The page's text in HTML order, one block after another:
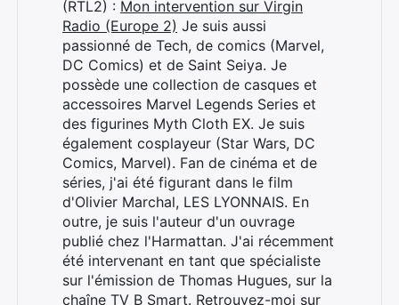
(RTL2) : Mon intervention sur Virgin
Radio (Europe 2) Je suis aussi
passionné de Tech, de comics (Marvel,
DC Comics) et de Saint Seiya. Je
possède une collection de casques et
accessoires Marvel Legends Series et
des figurines Myth Cloth EX. Je suis
également cosplayeur (Star Wars, DC
Comics, Marvel). Fan de cinéma et de
séries, j'ai été figurant dans le film
d'Olivier Marchal, LES LYONNAIS. En
outre, je suis l'auteur d'un ouvrage
publié chez l'Harmattan. J'ai récemment
été intervenant en tant que spécialiste
sur l'émission de Thomas Hugues, sur la
chaîne TV B Smart. Retrouvez-moi sur